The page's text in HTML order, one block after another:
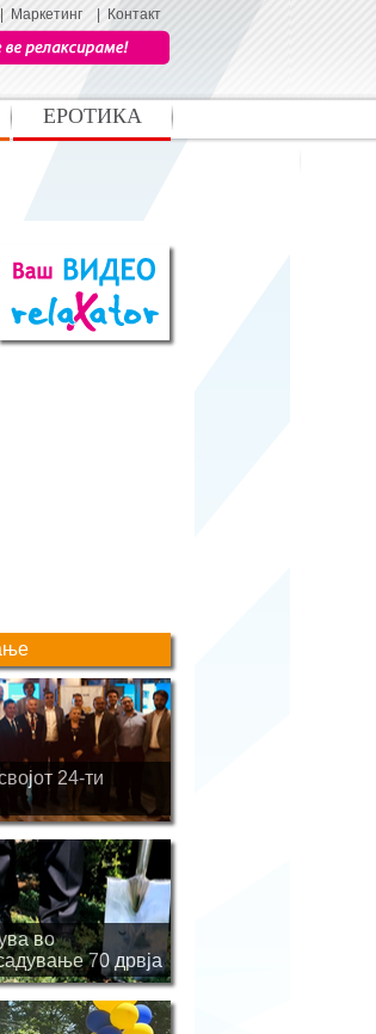
Маркетинг Контакт
ЕРОТИКА
24-ти
во
70 дрвја